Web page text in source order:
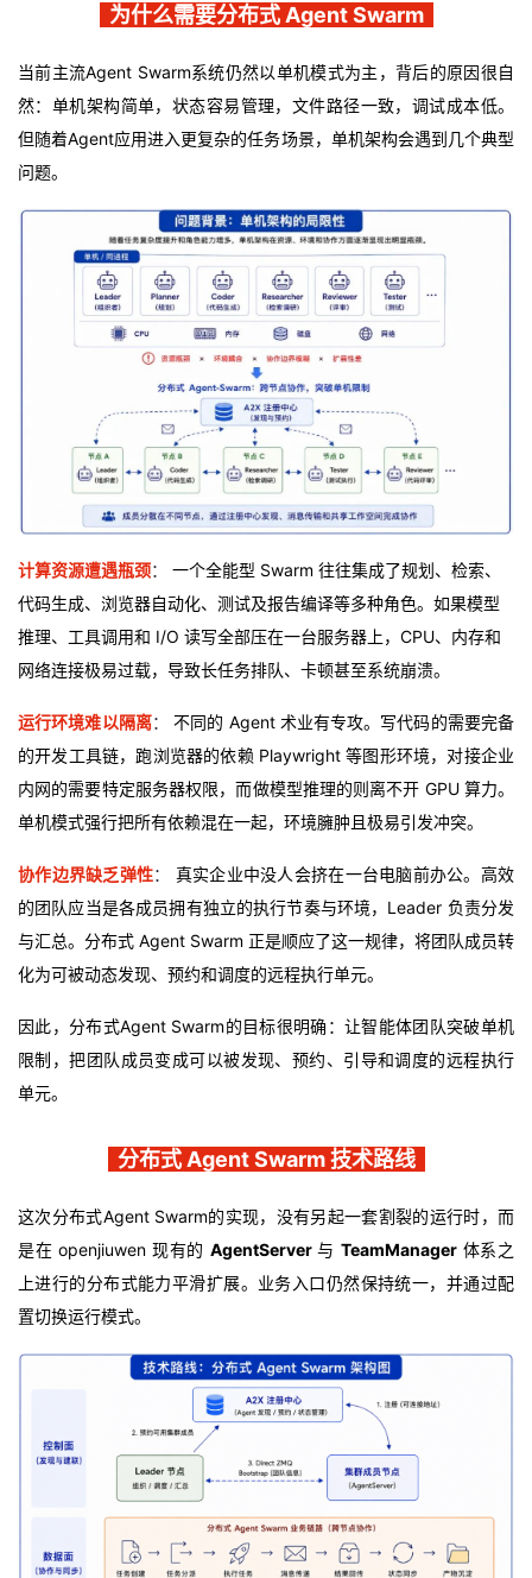
藏
为什么需要分布式 Agent Swarm
当前主流Agent Swarm系统仍然以单机模式为主，背后的原因很自
然：单机架构简单，状态容易管理，文件路径一致，调试成本低。
但随着Agent应用进入更复杂的任务场景，单机架构会遇到几个典型
问题。
计算资源遭遇瓶颈：
一个全能型 Swarm 往往集成了规划、检索、
代码生成、浏览器自动化、测试及报告编译等多种角色。如果模型
推理、工具调用和 I/O 读写全部压在一台服务器上，CPU、内存和
网络连接极易过载，导致长任务排队、卡顿甚至系统崩溃。
运行环境难以隔离：
不同的 Agent 术业有专攻。写代码的需要完备
的开发工具链，跑浏览器的依赖 Playwright 等图形环境，对接企业
内网的需要特定服务器权限，而做模型推理的则离不开 GPU 算力。
单机模式强行把所有依赖混在一起，环境臃肿且极易引发冲突。
协作边界缺乏弹性： 真实企业中没人会挤在一台电脑前办公。高效
的团队应当是各成员拥有独立的执行节奏与环境，Leader 负责分发
与汇总。分布式 Agent Swarm 正是顺应了这一规律，将团队成员转
化为可被动态发现、预约和调度的远程执行单元。
因此，分布式Agent Swarm的目标很明确：让智能体团队突破单机
限制，把团队成员变成可以被发现、预约、引导和调度的远程执行
单元。
分布式 Agent Swarm 技术路线
这次分布式Agent Swarm的实现，没有另起一套割裂的运行时，而
是在 openjiuwen 现有的 AgentServer与 TeamManager体系之
上进行的分布式能力平滑扩展。业务入口仍然保持统一，并通过配
置切换运行模式。